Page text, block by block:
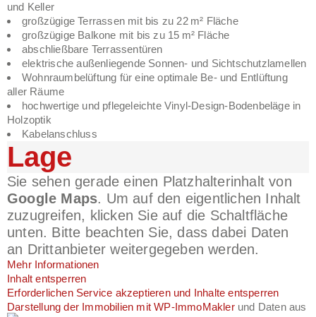
und Keller
großzügige Terrassen mit bis zu 22 m² Fläche
großzügige Balkone mit bis zu 15 m² Fläche
abschließbare Terrassentüren
elektrische außenliegende Sonnen- und Sichtschutzlamellen
Wohnraumbelüftung für eine optimale Be- und Entlüftung
aller Räume
hochwertige und pflegeleichte Vinyl-Design-Bodenbeläge in
Holzoptik
Kabelanschluss
Lage
Sie sehen gerade einen Platzhalterinhalt von
Google Maps. Um auf den eigentlichen Inhalt
zuzugreifen, klicken Sie auf die Schaltfläche
unten. Bitte beachten Sie, dass dabei Daten
an Drittanbieter weitergegeben werden.
Mehr Informationen
Inhalt entsperren
Erforderlichen Service akzeptieren und Inhalte entsperren
Darstellung der Immobilien mit WP-ImmoMaklerund Daten aus